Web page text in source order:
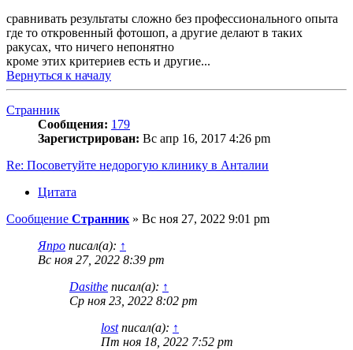
сравнивать результаты сложно без профессионального опыта
где то откровенный фотошоп, а другие делают в таких
ракусах, что ничего непонятно
кроме этих критериев есть и другие...
Вернуться к началу
Странник
Сообщения: 179
Зарегистрирован: Вс апр 16, 2017 4:26 pm
Re: Посоветуйте недорогую клинику в Анталии
Цитата
Сообщение Странник » Вс ноя 27, 2022 9:01 pm
Япро писал(а): ↑
Вс ноя 27, 2022 8:39 pm
Dasithe писал(а): ↑
Ср ноя 23, 2022 8:02 pm
lostписал(а): ↑
Пт ноя 18, 2022 7:52 pm